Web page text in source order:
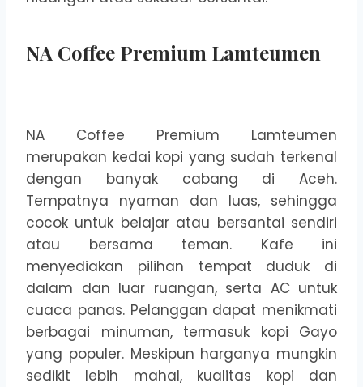
NA Coffee Premium Lamteumen
NA Coffee Premium Lamteumen
merupakan kedai kopi yang sudah terkenal
dengan banyak cabang di Aceh.
Tempatnya nyaman dan luas, sehingga
cocok untuk belajar atau bersantai sendiri
atau bersama teman. Kafe ini
menyediakan pilihan tempat duduk di
dalam dan luar ruangan, serta AC untuk
cuaca panas. Pelanggan dapat menikmati
berbagai minuman, termasuk kopi Gayo
yang populer. Meskipun harganya mungkin
sedikit lebih mahal, kualitas kopi dan